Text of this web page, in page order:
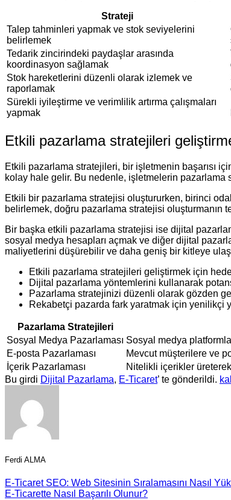
Strateji
Talep tahminleri yapmak ve stok seviyelerini
belirlemek
Tedarik zincirindeki paydaşlar arasında
koordinasyon sağlamak
Stok hareketlerini düzenli olarak izlemek ve
raporlamak
Sürekli iyileştirme ve verimlilik artırma çalışmaları
yapmak
Etkili pazarlama stratejileri
Etkili pazarlama stratejileri, bir işletmenin başarısı
kolay hale gelir. Bu nedenle, işletmelerin
Etkili bir pazarlama stratejisi oluştururken, birinci
belirlemek, doğru pazarlama stratejisi
Bir başka etkili pazarlama stratejisi ise dijital
sosyal medya hesapları açmak ve diğer dijital
maliyetlerini düşürebilir ve daha geniş bir kitleye
Etkili pazarlama stratejileri geliştirmek için
Dijital pazarlama yöntemlerini kullanarak
Pazarlama stratejinizi düzenli olarak gözden
Rekabetçi pazarda fark yaratmak için yenilikçi
Pazarlama Stratejileri
Sosyal Medya Pazarlaması Sosyal medya
E-posta Pazarlaması
Mevcut müşterilere ve
İçerik Pazarlaması
Nitelikli içerikler
Bu girdi Dijital Pazarlama, E-Ticaret’ te gönderildi.
Ferdi ALMA
E-Ticaret SEO: Web Sitesinin Sıralamasını Nasıl
E-Ticarette Nasıl Başarılı Olunur?